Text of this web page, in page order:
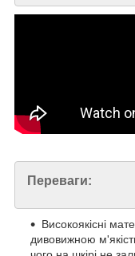
Переваги:
Високоякісні
дивовижною